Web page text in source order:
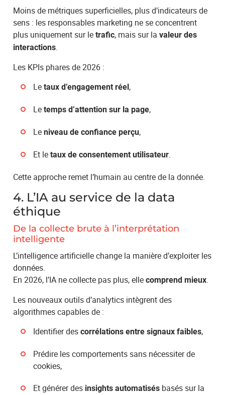
Moins de métriques superficielles, plus d’indicateurs de
sens : les responsables marketing ne se concentrent
plus uniquement sur letrafic, mais sur lavaleur des
interactions.
Les KPIs phares de 2026 :
Letaux d’engagement réel,
Letemps d’attention sur la page,
Leniveau de confiance perçu,
Et letaux de consentement utilisateur.
Cette approche remet l’humain au centre de la donnée.
4. L’IA au service de la data
éthique
De la collecte brute à l’interprétation
intelligente
L’intelligence artificielle change la manière d’exploiter les
données.
En 2026, l’IA ne collecte pas plus, ellecomprend mieux.
Les nouveaux outils d’analytics intègrent des
algorithmes capables de :
Identifier descorrélations entre signaux faibles,
Prédire les comportements sans nécessiter de
cookies,
Et générer des insights automatisés basés sur la